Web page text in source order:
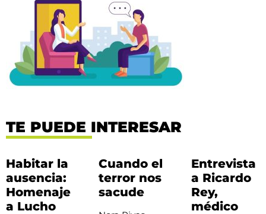
TE PUEDE INTERESAR
Habitar la
ausencia:
Homenaje
a Lucho
Cuando el
terror nos
sacude
Entrevista
a Ricardo
Rey,
médico